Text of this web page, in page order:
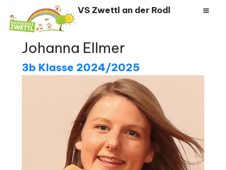
Inhalt
springen
VS Zwettl an der Rodl
Johanna Ellmer
3b Klasse 2024/2025